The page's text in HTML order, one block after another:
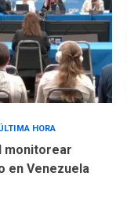
HORA
monitorear
en Venezuela